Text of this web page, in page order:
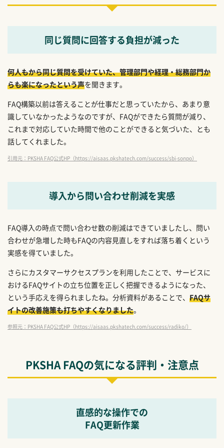
同じ質問に回答する負担が減った
何人もから同じ質問を受けていた、管理部門や経理・総務部門か
らも楽になったという声を聞きます。
FAQ構築以前は答えることが仕事だと思っていたから、あまり意
識していなかったようなのですが、FAQができたら質問が減り、
これまで対応していた時間で他のことができると気づいた、とも
話してくれました。
引用元：PKSHA FAQ公式HP（https://aisaas.pkshatech.com/success/sbi-sonpo）
導入から問い合わせ削減を実感
FAQ導入の時点で問い合わせ数の削減はできていましたし、問い
合わせが急増した時もFAQの内容見直しをすれば落ち着くという
実感を得ていました。
さらにカスタマーサクセスプランを利用したことで、サービスに
おけるFAQサイトの立ち位置を正しく把握できるようになった、
という手応えを得られましたね。分析資料があることで、 FAQサ
イトの改善施策も打ちやすくなりました。
参照元：PKSHA FAQ公式HP（https://aisaas.pkshatech.com/success/radiko/）
PKSHA FAQの気になる評判・注意点
直感的な操作での
FAQ更新作業